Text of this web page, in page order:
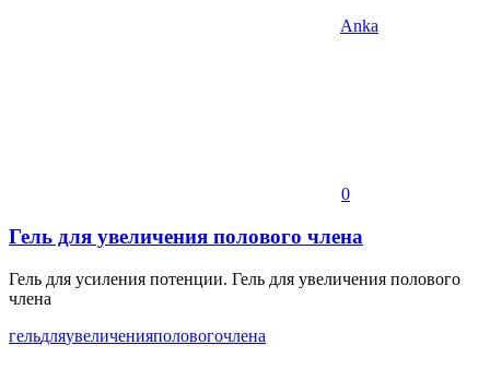
Anka
0
Гель для увеличения полового члена
Гель для усиления потенции. Гель для увеличения полового
члена
гельдляувеличенияполовогочлена